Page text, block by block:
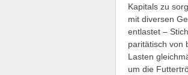
Kapitals zu
mit diversen
entlastet –
paritätisch von
Lasten
um die